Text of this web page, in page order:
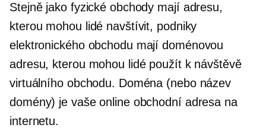
Stejně jako fyzické obchody mají adresu,
kterou mohou lidé navštívit, podniky
elektronického obchodu mají doménovou
adresu, kterou mohou lidé použít k návštěvě
virtuálního obchodu. Doména (nebo název
domény) je vaše online obchodní adresa na
internetu.